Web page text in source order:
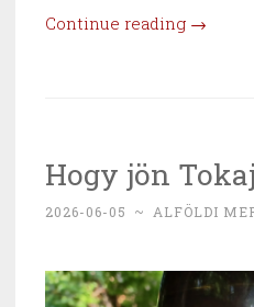
Continue reading “Láttam
jövőjét”
→
Hogy jön
2026-06-05 ~ ALFÖLDI